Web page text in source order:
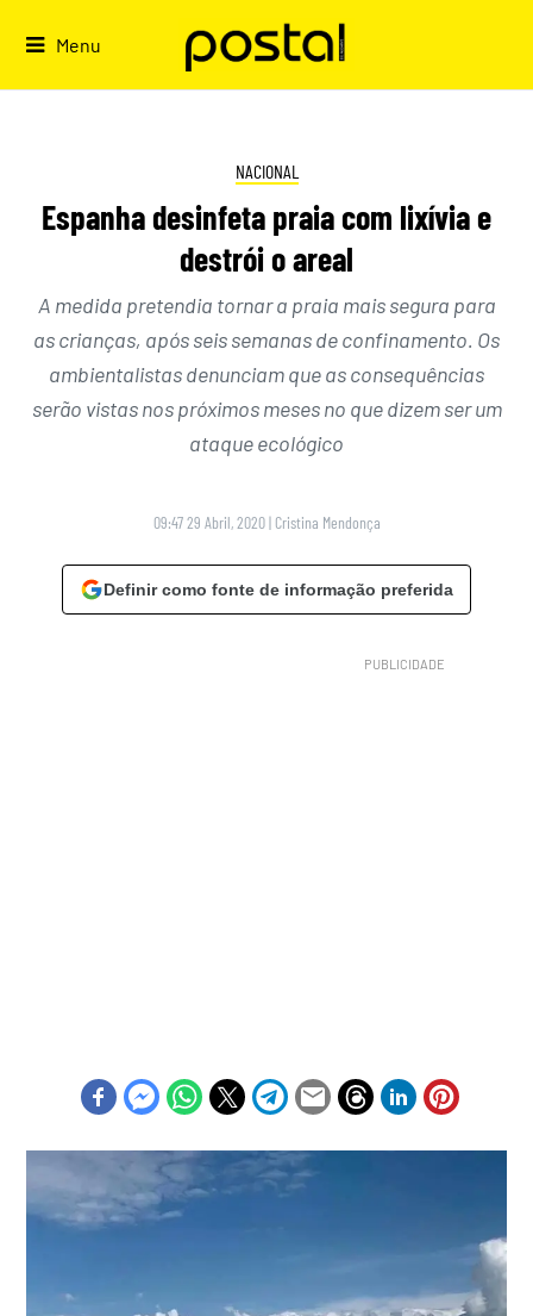
Menu
NACIONAL
Espanha desinfeta praia com lixívia e
destrói o areal
A medida pretendia tornar a praia mais segura para
as crianças, após seis semanas de confinamento. Os
ambientalistas denunciam que as consequências
serão vistas nos próximos meses no que dizem ser um
ataque ecológico
09:47 29 Abril, 2020 | Cristina Mendonça
Definir como fonte de informação preferida